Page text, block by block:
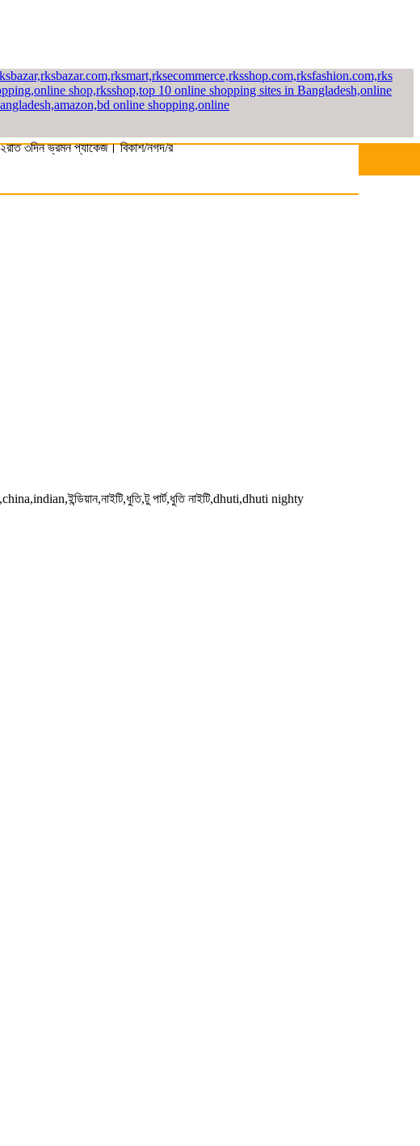
ভ্রমন প্যাকেজ। বিকাশ/নগদ/রকেট-এ সম্পূর্ণ পে করলেই পাচ্ছেন ১০% ছাড়। বিস্তারিত জানতে